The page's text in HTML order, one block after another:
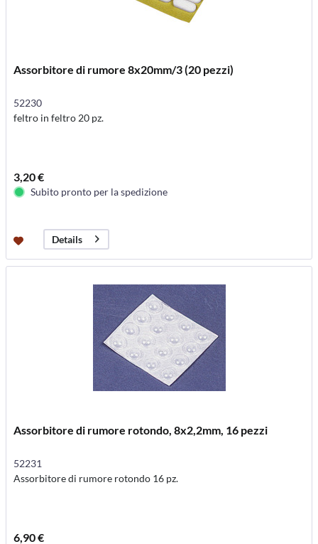
Assorbitore di rumore 8x20mm/3 (20 pezzi)
52230
feltro in feltro 20 pz.
3,20 €
Subito pronto per la spedizione
Details
Assorbitore di rumore rotondo, 8x2,2mm, 16 pezzi
52231
Assorbitore di rumore rotondo 16 pz.
6,90 €